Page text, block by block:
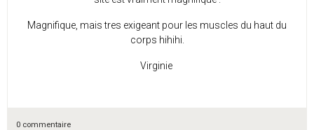
Magnifique, mais tres exigeant pour les muscles du haut du
corps hihihi.
Virginie
0 commentaire